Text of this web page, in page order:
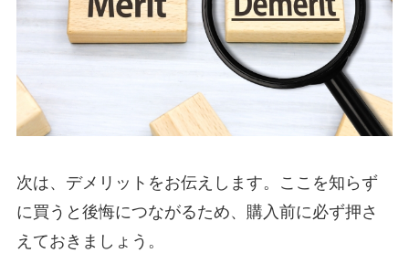
次は、デメリットをお伝えします。ここを知らず
に買うと後悔につながるため、購入前に必ず押さ
えておきましょう。